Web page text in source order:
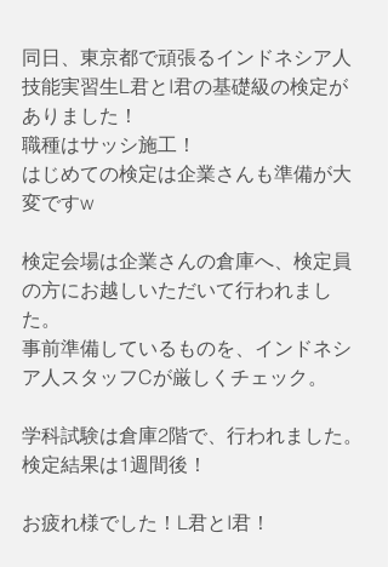
同日、東京都で頑張るインドネシア人
技能実習生L君とI君の基礎級の検定が
ありました！
職種はサッシ施工！
はじめての検定は企業さんも準備が大
変ですw
検定会場は企業さんの倉庫へ、検定員
の方にお越しいただいて行われまし
た。
事前準備しているものを、インドネシ
ア人スタッフCが厳しくチェック。
学科試験は倉庫2階で、行われました。
検定結果は1週間後！
お疲れ様でした！L君とI君！